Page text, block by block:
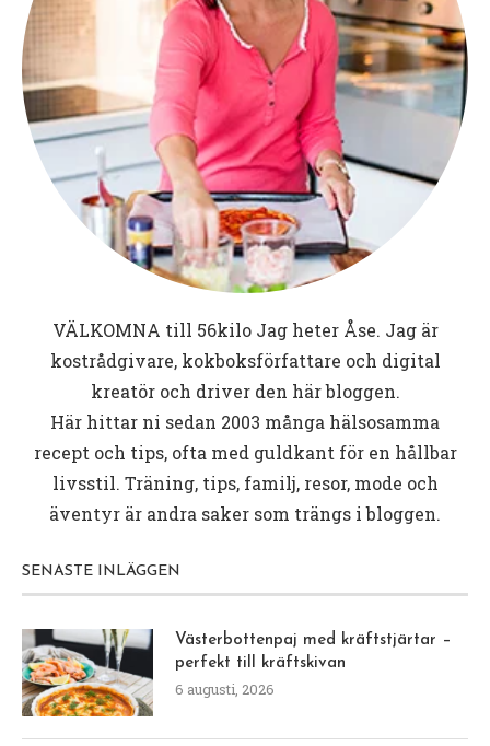
VÄLKOMNA till 56kiloJag heter Åse. Jag är
kostrådgivare, kokboksförfattare och digital
kreatör och driver den här bloggen.
Här hittar ni sedan 2003 många hälsosamma
recept och tips, ofta med guldkant för en hållbar
livsstil. Träning, tips, familj, resor, mode och
äventyr är andra saker som trängs i bloggen.
SENASTE INLÄGGEN
Västerbottenpaj med kräftstjärtar –
perfekt till kräftskivan
6 augusti, 2026